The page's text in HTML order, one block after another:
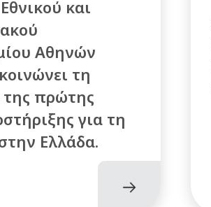
και
Αθηνών
τη
της πρώτης
για τη
Ελλάδα.